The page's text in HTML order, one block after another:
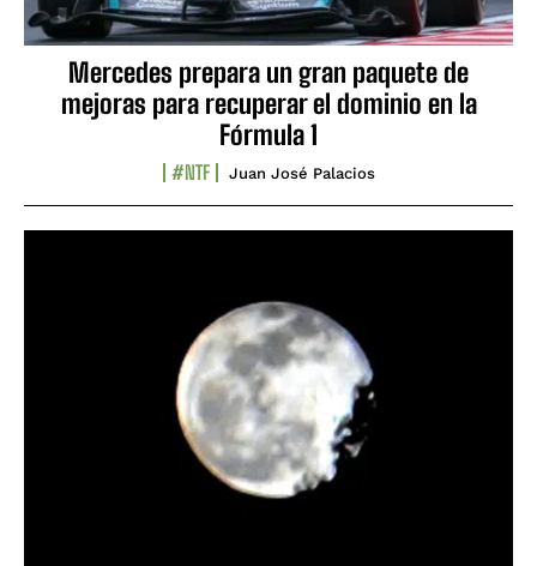
Mercedes prepara un gran paquete de
mejoras para recuperar el dominio en la
Fórmula 1
#NTF Juan José Palacios